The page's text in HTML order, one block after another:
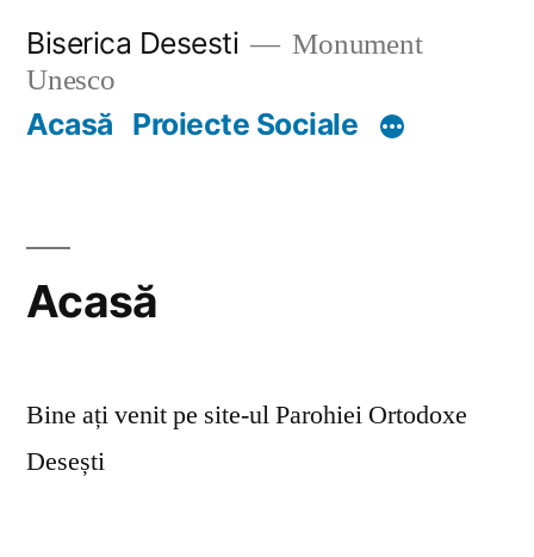
content
Biserica Desesti
Monument
Unesco
Acasă Proiecte Sociale
Acasă
Bine ați venit pe site-ul Parohiei Ortodoxe
Desești